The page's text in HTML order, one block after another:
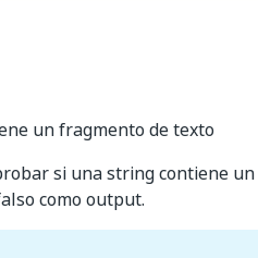
un fragmento de texto
si una string contiene
como output.